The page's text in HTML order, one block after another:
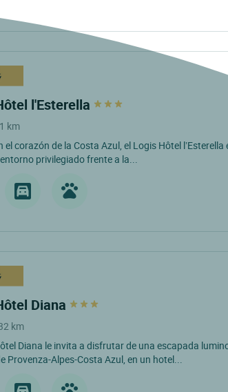
l'Esterella
km
el corazón de la Costa Azul, el Logis Hôtel l’Esterella
privilegiado frente a la...
Diana
km
Diana le invita a disfrutar de una escapada
Provenza-Alpes-Costa Azul, en un hotel...